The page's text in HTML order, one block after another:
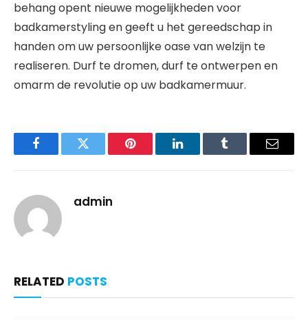
behang opent nieuwe mogelijkheden voor
badkamerstyling en geeft u het gereedschap in
handen om uw persoonlijke oase van welzijn te
realiseren. Durf te dromen, durf te ontwerpen en
omarm de revolutie op uw badkamermuur.
FacebookTwitter Pinterest LinkedInTumblr Email
admin
RELATED POSTS